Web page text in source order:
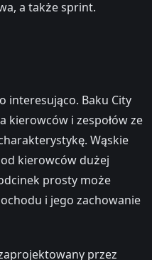
a także sprint.
interesująco. Baku City
i zespołów ze
Wąskie
kierowców dużej
prosty może
i jego zachowanie
przez